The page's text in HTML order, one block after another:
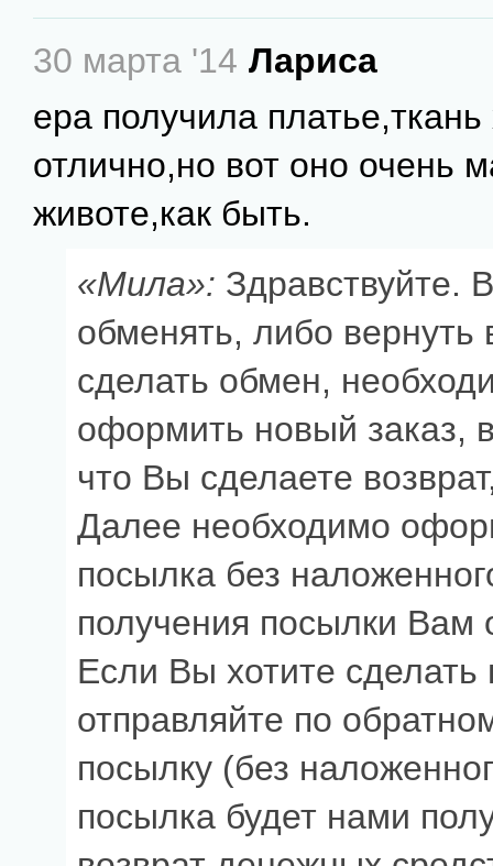
30 марта '14 Лариса
ера получила
отлично,но вот оно очень
животе,как быть.
«Мила»: Здравствуйте.
обменять, либо
сделать обмен,
оформить новый заказ,
что Вы сделаете
Далее необходимо
посылка без
получения посылки Вам
Если Вы хотите сделать
отправляйте по
посылку (без
посылка будет нами